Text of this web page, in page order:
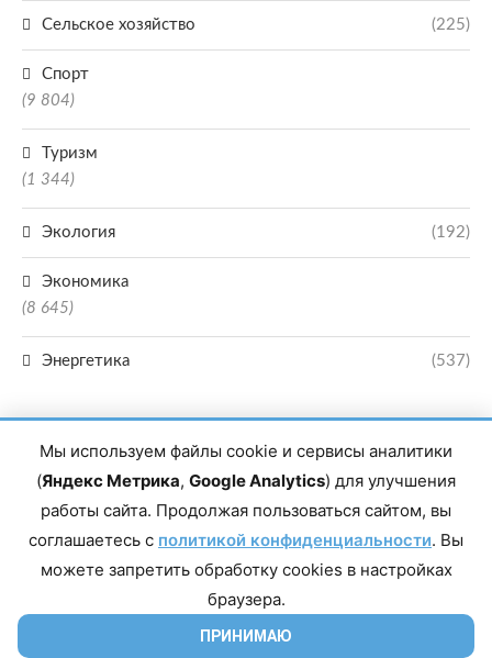
Сельское хозяйство (225)
Спорт
(9 804)
Туризм
(1 344)
Экология (192)
Экономика
(8 645)
Энергетика (537)
Главный редактор сетевого издания Магомаев Тимур Нухович. Контакты
редакции: 8(988)-292-94-34 Почта: vestiskfo@gmail.com По вопросам
Дагестан, г. Махачкала, пр-т Насрутдинова, д. 1а. Все права защищены.
Копирование и использование полных материалов запрещено, частичное
цитирование возможно только при условии гиперссылки на сайт mirmol.ru.
Мы используем файлы cookie и сервисы аналитики
(Яндекс Метрика, Google Analytics) для улучшения
работы сайта. Продолжая пользоваться сайтом, вы
соглашаетесь с политикой конфиденциальности. Вы
можете запретить обработку cookies в настройках
браузера.
ПРИНИМАЮ